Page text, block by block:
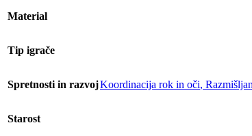
Material
Tip igrače
Spretnosti in razvojKoordinacija rok in oči,
Starost